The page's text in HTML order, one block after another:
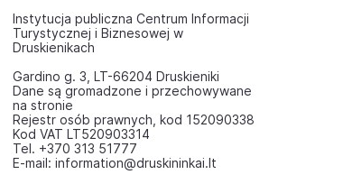
Instytucja publiczna Centrum Informacji
Turystycznej i Biznesowej w
Druskienikach
Gardino g. 3, LT-66204 Druskieniki
Dane są gromadzone i przechowywane
na stronie
Rejestr osób prawnych, kod 152090338
Kod VAT LT520903314
Tel. +370 313 51777
E-mail: information@druskininkai.lt